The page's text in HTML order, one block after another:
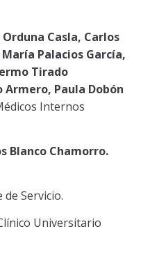
Casla, Carlos
Palacios García,
Tirado
Armero, Paula Dobón
Internos
Blanco Chamorro.
de Servicio.
Universitario